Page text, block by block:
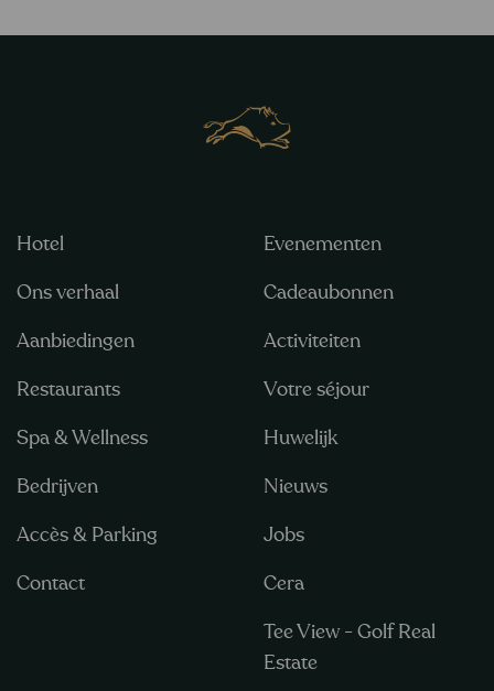
Hotel
Ons verhaal
Aanbiedingen
Restaurants
Spa & Wellness
Bedrijven
Accès & Parking
Contact
Evenementen
Cadeaubonnen
Activiteiten
Votre séjour
Huwelijk
Nieuws
Jobs
Cera
Tee View - Golf Real
Estate